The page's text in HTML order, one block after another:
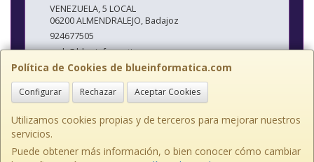
Política de Cookies de blueinformatica.com
Configurar Rechazar Aceptar Cookies
Utilizamos cookies propias y de terceros para mejorar nuestros
servicios.
Puede obtener más información, o bien conocer cómo cambiar
VENEZUELA, 5 LOCAL
06200ALMENDRALEJO,Badajoz
924677505
web@blueinformatica.com
Horario
10 a 14 Y 17 a 20:30